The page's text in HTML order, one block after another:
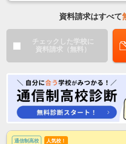
資料請求はすべて
チェックした学校に
資料請求（無料）
通信制高校 人気校！